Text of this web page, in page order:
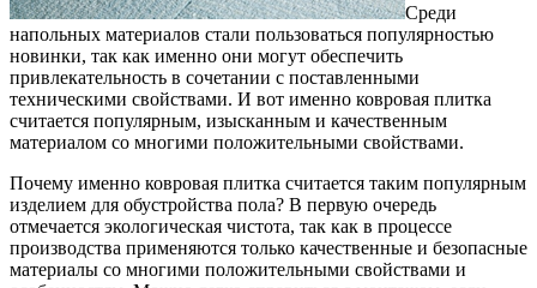
Среди
напольных материалов стали пользоваться популярностью
новинки, так как именно они могут обеспечить
привлекательность в сочетании с поставленными
техническими свойствами. И вот именно ковровая плитка
считается популярным, изысканным и качественным
материалом со многими положительными свойствами.
Почему именно ковровая плитка считается таким популярным
изделием для обустройства пола? В первую очередь
отмечается экологическая чистота, так как в процессе
производства применяются только качественные и безопасные
материалы со многими положительными свойствами и